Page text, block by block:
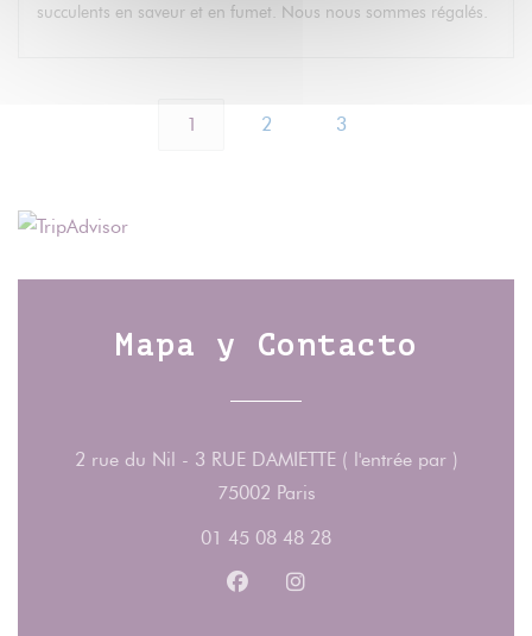
succulents en saveur et en fumet. Nous nous sommes régalés.
1 2 3
Mapa y Contacto
2 rue du Nil - 3 RUE DAMIETTE ( l'entrée par )
75002 Paris((abre en una nueva
01 45 08 48 28
Facebook ((abre en una nueva
Instagram ((abre en una